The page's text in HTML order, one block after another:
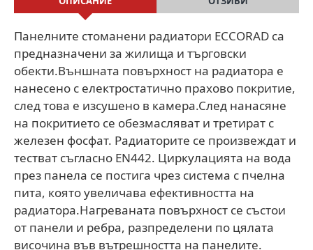
Панелните стоманени радиатори ECCORAD са
предназначени за жилища и търговски
обекти.Външната повърхност на радиатора е
нанесено с електростатично прахово покритие,
след това е изсушено в камера.След нанасяне
на покритието се обезмасляват и третират с
железен фосфат. Радиаторите се произвеждат и
тестват съгласно EN442. Циркулацията на вода
през панела се постига чрез система с пчелна
пита, която увеличава ефективността на
радиатора.Нагреваната повърхност се състои
от панели и ребра, разпределени по цялата
височина във вътрешността на панелите.